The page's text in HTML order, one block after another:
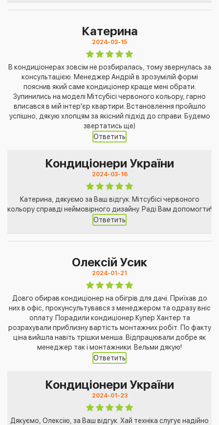
Катерина
2024-03-15
В кондиціонерах зовсім не розбиралась, тому звернулась за
консультацією. Менеджер Андрій в зрозумілій формі
пояснив який саме кондиціонер краще мені обрати.
Зупинились на моделі Мітсубісі червоного кольору, гарно
вписався в мій інтер'єр квартири. Встановлення пройшло
успішно, дякую хлопцям за якісний підхід до справи. Будемо
звертатись ще)
Ответить
Кондиціонери України
2024-03-16
Катерина, дякуємо за Ваш відгук. Мітсубісі червоного
кольору справді неймовірного дизайну. Раді Вам допомогти!
Ответить
Олексій Усик
2024-01-21
Довго обирав кондиціонер на обігрів для дачі. Приїхав до
них в офіс, прокунсультувався з менеджером та одразу вніс
оплату. Порадили кондиціонер Купер Хантер та
розрахували приблизну вартість монтажних робіт. По факту
ціна вийшла навіть трішки менша. Відпрацювали добре як
менеджер так і монтажники. Вельми дякую!
Ответить
Кондиціонери України
2024-01-23
Дякуємо, Олексію, за Ваш відгук. Хай техніка слугує надійно